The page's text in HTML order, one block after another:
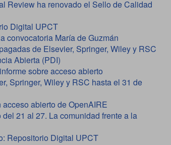
Review ha renovado el Sello de Calidad
Digital UPCT
convocatoria María de Guzmán
de Elsevier, Springer, Wiley y RSC
Abierta (PDI)
sobre acceso abierto
Springer, Wiley y RSC hasta el 31 de
abierto de OpenAIRE
21 al 27. La comunidad frente a la
Repositorio Digital UPCT